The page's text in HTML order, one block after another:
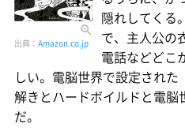
出典： Amazon.co.jp
隠れしてくる
で、主人公の
電話などどこ
しい。電脳世界で設定され
解きとハードボイルドと電
だ。